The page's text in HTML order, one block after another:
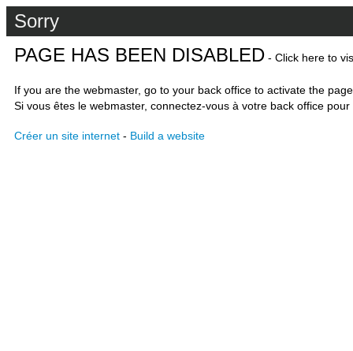
Sorry
PAGE HAS BEEN DISABLED - Click here to
If you are the webmaster, go to your back office to activate the
Si vous êtes le webmaster, connectez-vous à votre back office
Créer un site internet - Build a website